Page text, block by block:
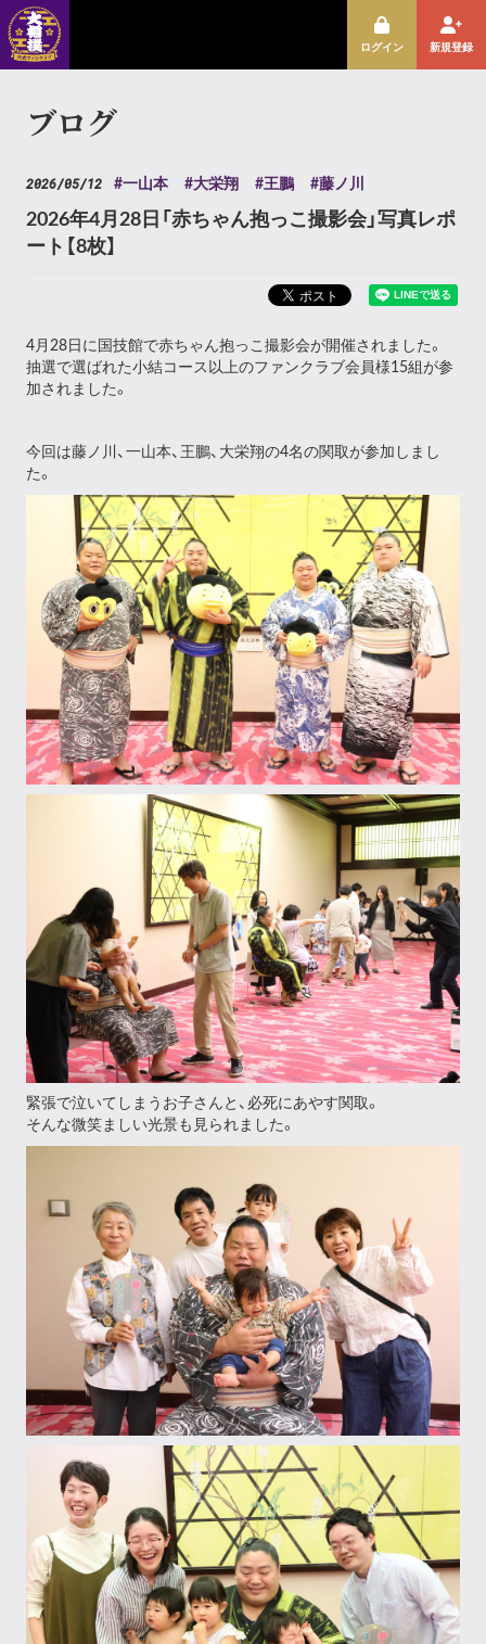
ログイン 新規登録
ブログ
2026/05/12 #一山本 #大栄翔 #王鵬 #藤ノ川
2026年4月28日「赤ちゃん抱っこ撮影会」写真レポ
ート【8枚】
4月28日に国技館で赤ちゃん抱っこ撮影会が開催されました。
抽選で選ばれた小結コース以上のファンクラブ会員様15組が参
加されました。
今回は藤ノ川、一山本、王鵬、大栄翔の4名の関取が参加しまし
た。
緊張で泣いてしまうお子さんと、必死にあやす関取。
そんな微笑ましい光景も見られました。